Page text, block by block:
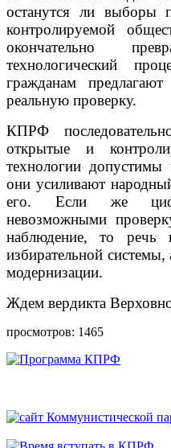
останутся ли выборы
контролируемой
окончательно
технологический
гражданам
реальную проверку.
КПРФ
открытые и
технологии
они усиливают
его. Если же
невозможными
наблюдение, то
избирательной
модернизации.
Ждем вердикта
просмотров: 1465